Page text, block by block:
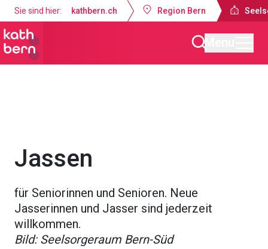
Sie sind hier: kathbern.ch Region Bern
Jassen
für Seniorinnen und Senioren. Neue
Jasserinnen und Jasser sind jederzeit
willkommen.
Bild: Seelsorgeraum Bern-Süd